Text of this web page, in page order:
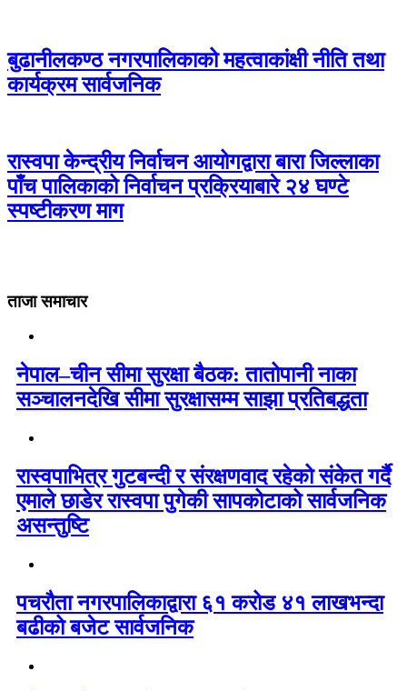
बुढानीलकण्ठ नगरपालिकाको महत्वाकांक्षी नीति तथा
कार्यक्रम सार्वजनिक
रास्वपा केन्द्रीय निर्वाचन आयोगद्वारा बारा जिल्लाका
पाँच पालिकाको निर्वाचन प्रक्रियाबारे २४ घण्टे
स्पष्टीकरण माग
ताजा समाचार
नेपाल–चीन सीमा सुरक्षा बैठक: तातोपानी नाका
सञ्चालनदेखि सीमा सुरक्षासम्म साझा प्रतिबद्धता
रास्वपाभित्र गुटबन्दी र संरक्षणवाद रहेको संकेत गर्दै
एमाले छाडेर रास्वपा पुगेकी सापकोटाको सार्वजनिक
असन्तुष्टि
पचरौता नगरपालिकाद्वारा ६१ करोड ४१ लाखभन्दा
बढीको बजेट सार्वजनिक